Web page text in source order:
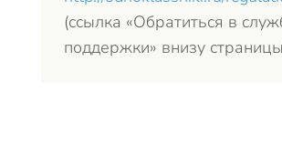
(ссылка «Обратиться в
поддержки» внизу